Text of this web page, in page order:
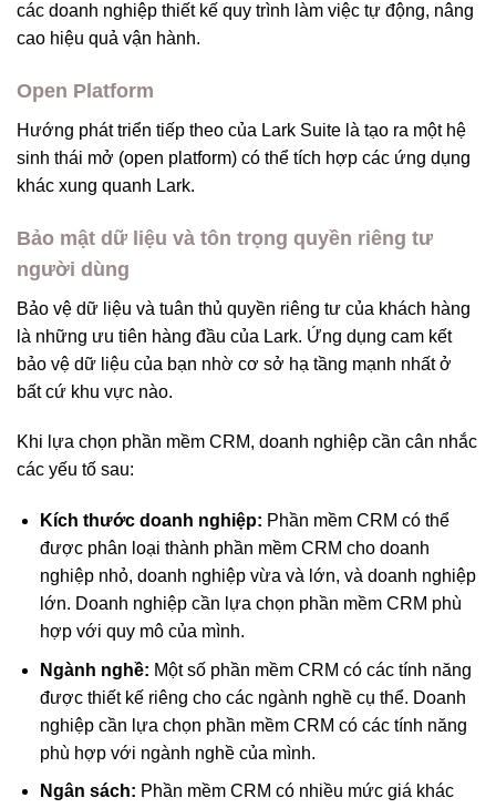
các doanh nghiệp thiết kế quy trình làm việc tự động, nâng
cao hiệu quả vận hành.
Open Platform
Hướng phát triển tiếp theo của Lark Suite là tạo ra một hệ
sinh thái mở (open platform) có thể tích hợp các ứng dụng
khác xung quanh Lark.
Bảo mật dữ liệu và tôn trọng quyền riêng tư
người dùng
Bảo vệ dữ liệu và tuân thủ quyền riêng tư của khách hàng
là những ưu tiên hàng đầu của Lark. Ứng dụng cam kết
bảo vệ dữ liệu của bạn nhờ cơ sở hạ tầng mạnh nhất ở
bất cứ khu vực nào.
Khi lựa chọn phần mềm CRM, doanh nghiệp cần cân nhắc
các yếu tố sau:
Kích thước doanh nghiệp: Phần mềm CRM có thể
được phân loại thành phần mềm CRM cho doanh
nghiệp nhỏ, doanh nghiệp vừa và lớn, và doanh nghiệp
lớn. Doanh nghiệp cần lựa chọn phần mềm CRM phù
hợp với quy mô của mình.
Ngành nghề: Một số phần mềm CRM có các tính năng
được thiết kế riêng cho các ngành nghề cụ thể. Doanh
nghiệp cần lựa chọn phần mềm CRM có các tính năng
phù hợp với ngành nghề của mình.
Ngân sách: Phần mềm CRM có nhiều mức giá khác